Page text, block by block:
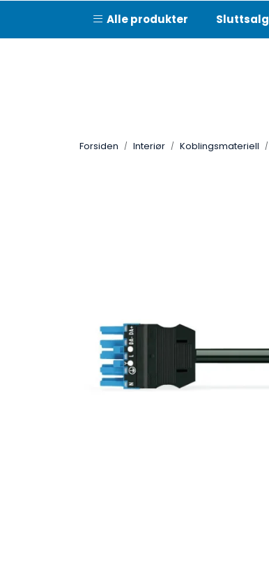
Alle produkter Sluttsalg
Forsiden Interiør Koblingsmateriell